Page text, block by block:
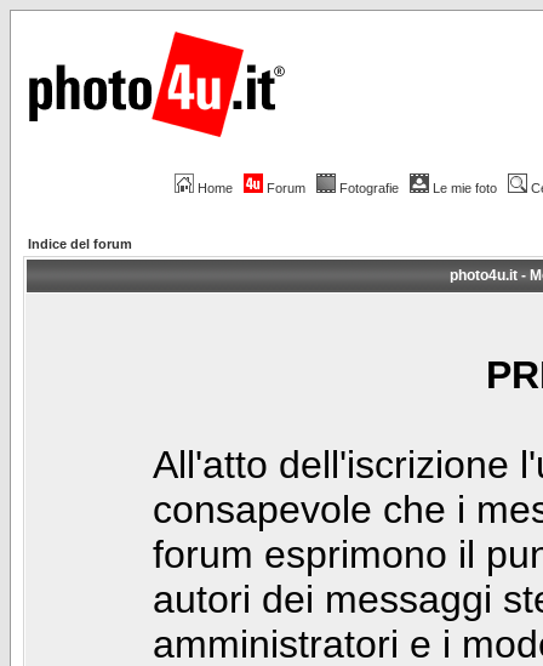
Home Forum Fotografie Le mie foto
Indice del forum
photo4u.it -
All'atto dell'iscrizione
consapevole che i
forum esprimono il
autori dei messaggi
amministratori e i